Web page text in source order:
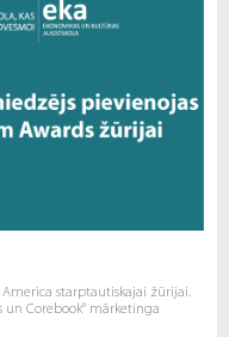
America starptautiskajai žūrijai.
un Corebook° mārketinga